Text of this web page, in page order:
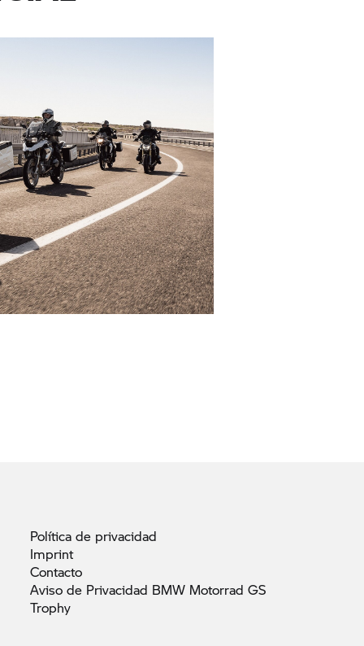
Política de privacidad
Imprint
Contacto
Aviso de Privacidad BMW Motorrad GS
Trophy